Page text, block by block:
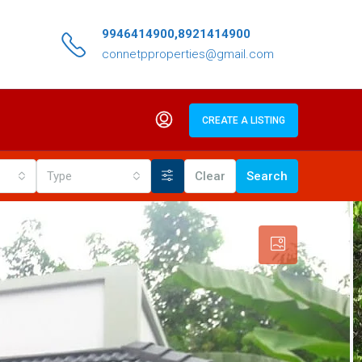
9946414900,8921414900
connetpproperties@gmail.com
CREATE A LISTING
Type Clear Search